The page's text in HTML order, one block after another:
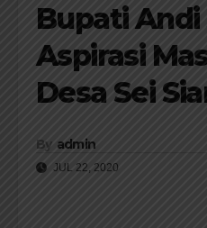
Bupati Andi
Aspirasi
Desa Sei
By admin
JUL 22, 2020